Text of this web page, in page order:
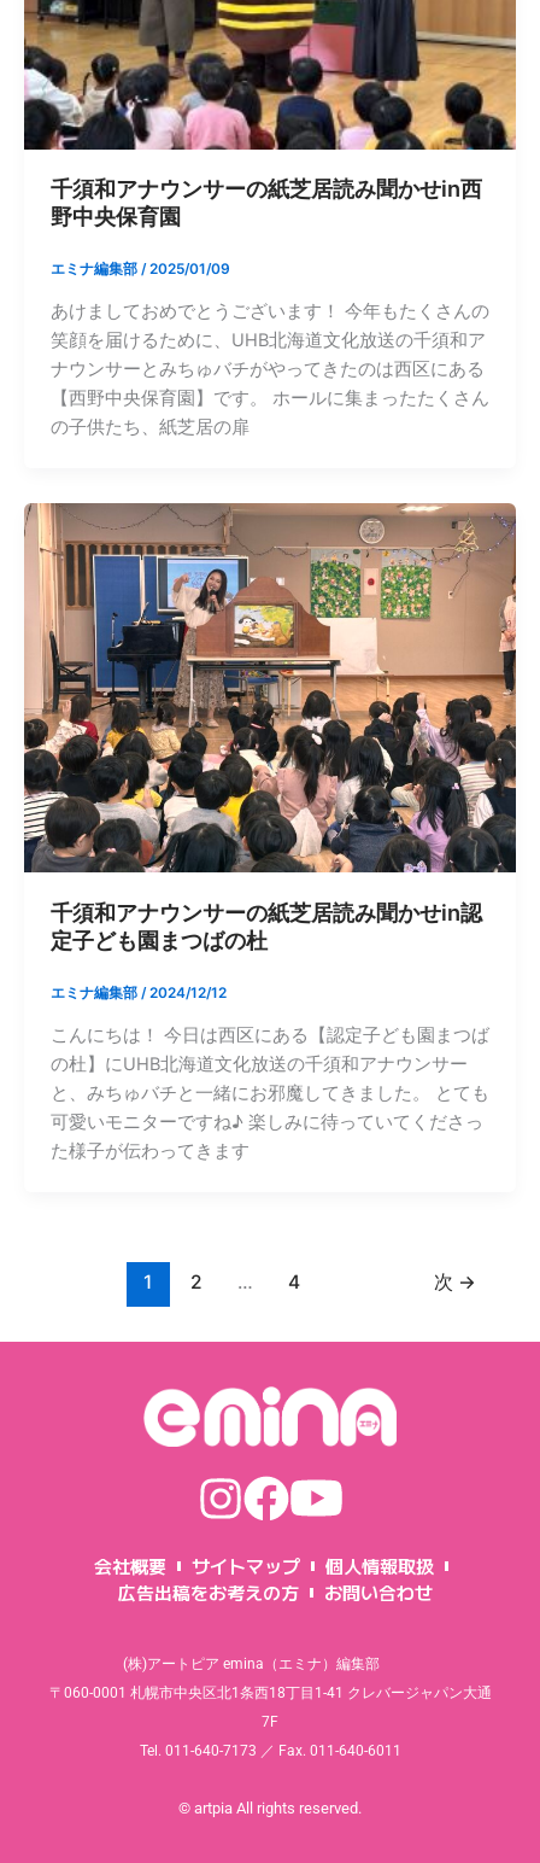
千須和アナウンサーの紙芝居読み聞かせin西
野中央保育園
エミナ編集部 /2025/01/09
あけましておめでとうございます！ 今年もたくさんの
笑顔を届けるために、UHB北海道文化放送の千須和ア
ナウンサーとみちゅバチがやってきたのは西区にある
【西野中央保育園】です。 ホールに集まったたくさん
の子供たち、紙芝居の扉
千須和アナウンサーの紙芝居読み聞かせin認
定子ども園まつばの杜
エミナ編集部 /2024/12/12
こんにちは！ 今日は西区にある【認定子ども園まつば
の杜】にUHB北海道文化放送の千須和アナウンサー
と、みちゅバチと一緒にお邪魔してきました。 とても
可愛いモニターですね♪ 楽しみに待っていてくださっ
た様子が伝わってきます
1 2 … 4 次 →
会社概要 サイトマップ
個人情報取扱
広告出稿をお考えの方
お問い合わせ
(株)アートピア emina（エミナ）編集部
〒060-0001 札幌市中央区北1条西18丁目1-41 クレバージャパン大通
7F
Tel. 011-640-7173 ／ Fax. 011-640-6011
© artpia All rights reserved.